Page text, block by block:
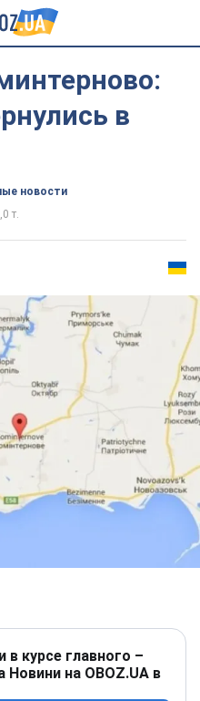
в
новости
т.
в курсе главного –
Новини на OBOZ.UA в